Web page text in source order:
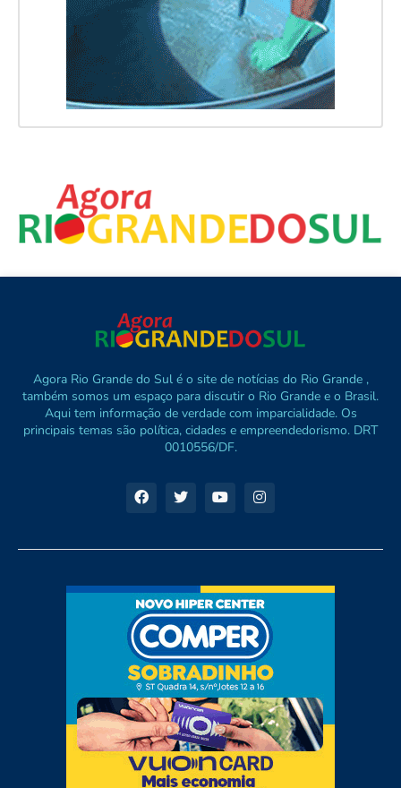
Agora Rio Grande do Sul é o site de notícias do Rio Grande ,
também somos um espaço para discutir o Rio Grande e o Brasil.
Aqui tem informação de verdade com imparcialidade. Os
principais temas são política, cidades e empreendedorismo. DRT
0010556/DF.